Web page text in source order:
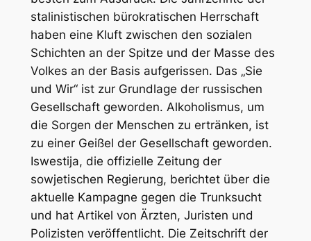
stalinistischen bürokratischen Herrschaft
haben eine Kluft zwischen den sozialen
Schichten an der Spitze und der Masse des
Volkes an der Basis aufgerissen. Das „Sie
und Wir“ ist zur Grundlage der russischen
Gesellschaft geworden. Alkoholismus, um
die Sorgen der Menschen zu ertränken, ist
zu einer Geißel der Gesellschaft geworden.
Iswestija, die offizielle Zeitung der
sowjetischen Regierung, berichtet über die
aktuelle Kampagne gegen die Trunksucht
und hat Artikel von Ärzten, Juristen und
Polizisten veröffentlicht. Die Zeitschrift der